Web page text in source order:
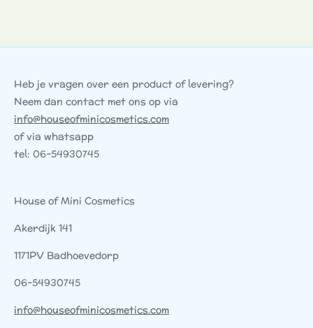
Heb je vragen over een product of levering?
Neem dan contact met ons op via
info@houseofminicosmetics.com
of via whatsapp
tel: 06-54930745
House of Mini Cosmetics
Akerdijk 141
1171PV Badhoevedorp
06-54930745
info@houseofminicosmetics.com